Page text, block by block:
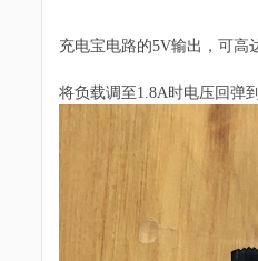
充电宝电路的5V输出，可高
将负载调至1.8A时电压回弹